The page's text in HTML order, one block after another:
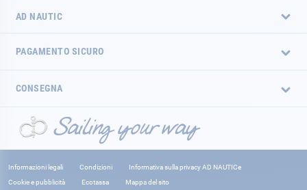
AD NAUTIC
PAGAMENTO SICURO
CONSEGNA
Informazioni legali Condizioni
Informativa sulla privacy AD NAUTICe
Cookie e pubblicità
Ecotassa Mappa del sito